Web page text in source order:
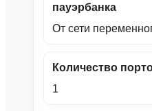
пауэрбанка
От сети
Количество
1